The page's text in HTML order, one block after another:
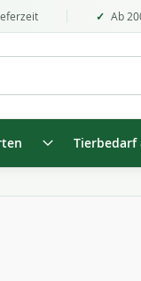
Ab
Tierbedarf